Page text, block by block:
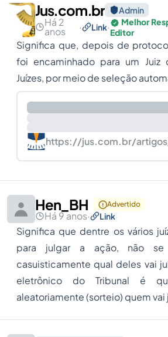
Jus.com.br Admin
Há 2
anos · Link·
Melhor
Editor
Significa que, depois de
foi encaminhado para um
Juízes, por meio de seleção
https://jus.com.br/
que-significa-esse-
Hen_BH Advertido
Há 9 anos· Link
Significa que dentre os vários
para julgar a ação, não se
casuisticamente qual deles vai
eletrônico do Tribunal é
aleatoriamente (sorteio) quem vai